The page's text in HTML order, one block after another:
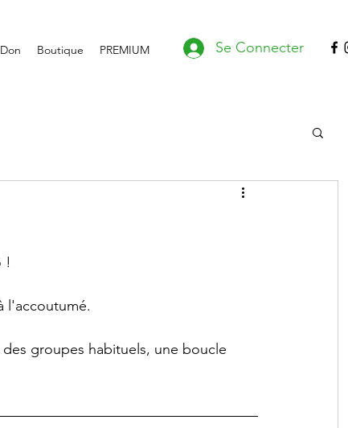
Don Boutique PREMIUM Se Connecter
!
l'accoutumé.
groupes habituels, une boucle